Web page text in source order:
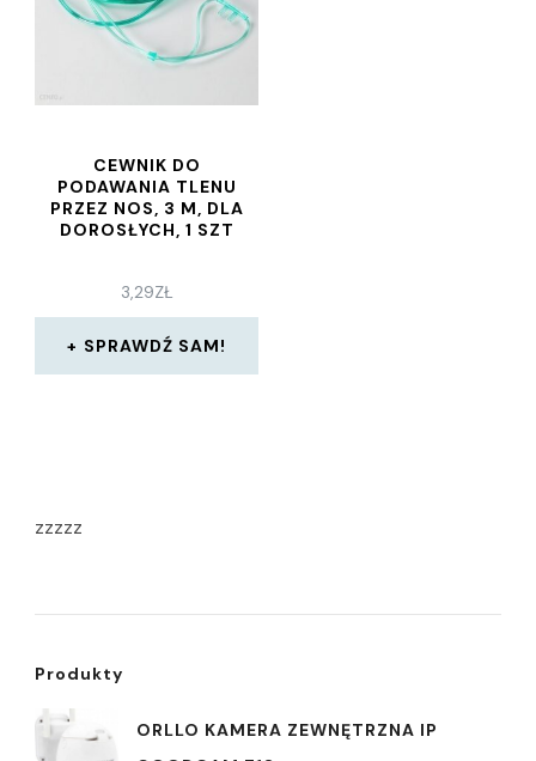
CEWNIK DO
PODAWANIA TLENU
PRZEZ NOS, 3 M, DLA
DOROSŁYCH, 1 SZT
3,29ZŁ
SPRAWDŹ SAM!
zzzzz
Produkty
ORLLO KAMERA ZEWNĘTRZNA IP